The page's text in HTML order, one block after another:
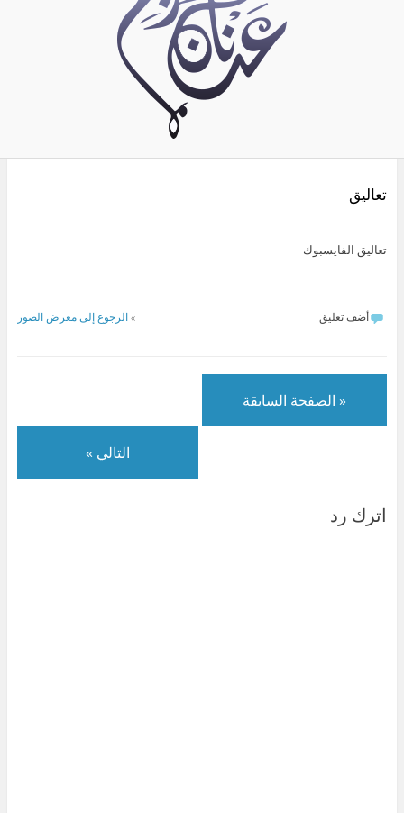
تعاليق
تعاليق الفايسبوك
الرجوع إلى معرض الصور أضف تعليق
« الصفحة السابقة
التالي »
اترك رد